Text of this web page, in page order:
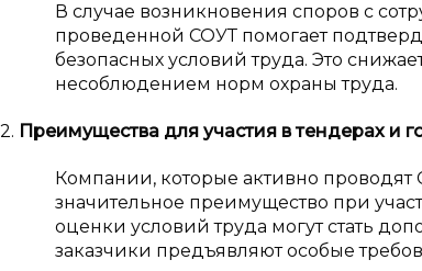
В случае возникновения споров с
проведенной СОУТ помогает
безопасных условий труда. Это
несоблюдением норм охраны труда.
2. Преимущества для участия в тендерах и
Компании, которые активно
значительное преимущество при
оценки условий труда могут стать
заказчики предъявляют особые